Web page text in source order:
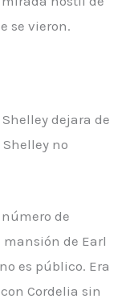
se vieron.
dejara de
no
de
de Earl
es público. Era
Cordelia sin